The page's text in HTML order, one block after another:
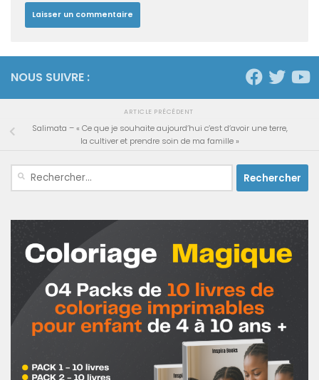
NOUS SUIVRE :
ARTICLE PRÉCÉDENT
Salimata – « Ce que je souhaite aujourd’hui c’est d’avoir une terre,
la cultiver et prendre soin de ma famille »
Rechercher :